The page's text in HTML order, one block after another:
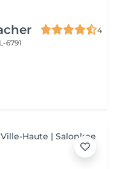
4
6791